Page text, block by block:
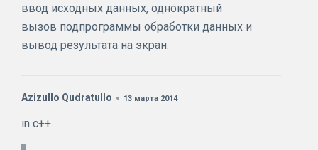
ввод исходных данных, однократный
вызов подпрограммы обработки данных и
вывод результата на экран.
Azizullo Qudratullo 13 марта 2014
in c++